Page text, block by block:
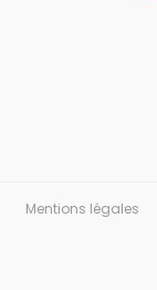
Mentions légales